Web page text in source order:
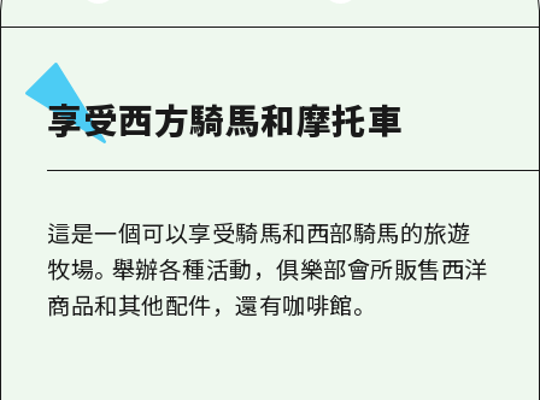
常見問題
廣島縣觀光宣傳冊
享受西方騎馬和摩托車
這是一個可以享受騎馬和西部騎馬的旅遊
牧場。舉辦各種活動，俱樂部會所販售西洋
商品和其他配件，還有咖啡館。